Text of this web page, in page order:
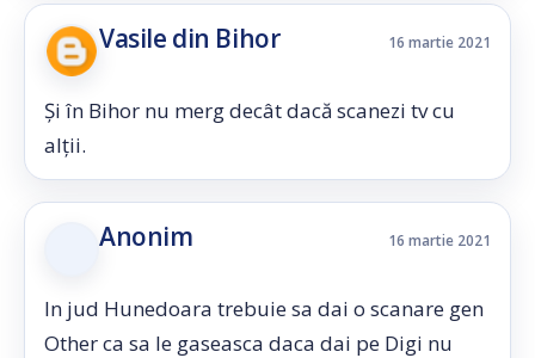
Vasile din Bihor 16 martie 2021
Și în Bihor nu merg decât dacă scanezi tv cu
alții.
Anonim 16 martie 2021
In jud Hunedoara trebuie sa dai o scanare gen
Other ca sa le gaseasca daca dai pe Digi nu